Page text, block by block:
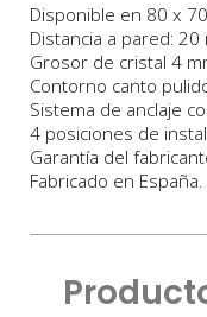
Disponible en 80 x 70
Distancia a pared: 20
Grosor de cristal 4
Contorno canto
Sistema de anclaje
4 posiciones de
Garantía del
Fabricado en España.